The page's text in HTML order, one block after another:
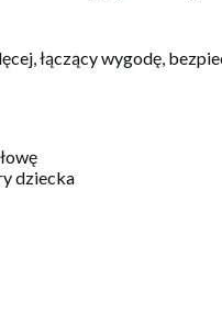
łączący wygodę,
dziecka